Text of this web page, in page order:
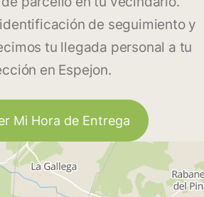
de seguimiento y
tu llegada personal a tu
en Espejon.
Mi Hora de Entrega